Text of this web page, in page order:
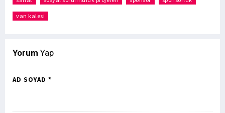
van kalesi
Yorum Yap
AD SOYAD *